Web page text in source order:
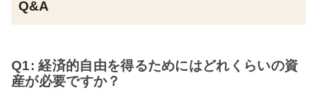
Q&A
Q1: 経済的自由を得るためにはどれくらいの資
産が必要ですか？